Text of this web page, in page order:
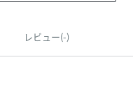
レビュー(-)